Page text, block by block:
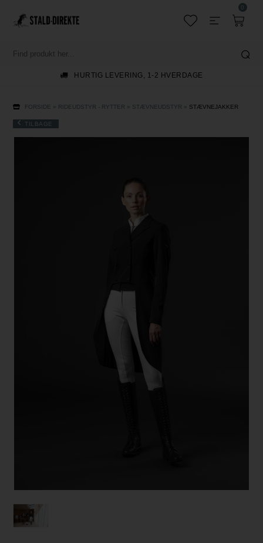
0
HURTIG LEVERING, 1-2 HVERDAGE
FORSIDE » RIDEUDSTYR - RYTTER » STÆVNEUDSTYR » STÆVNEJAKKER
TILBAGE